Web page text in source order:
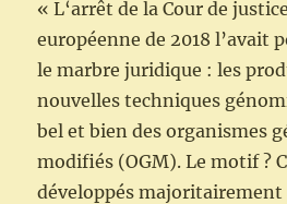
« L‘arrêt de la Cour de
européenne de 2018 l’avait
le marbre juridique : les
nouvelles techniques
bel et bien des organismes
modifiés (OGM). Le motif ?
développés majoritairement